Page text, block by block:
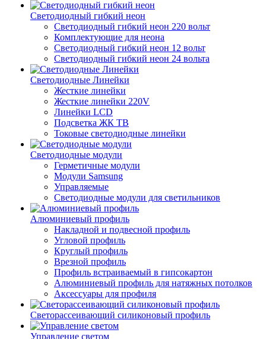
Светодиодный гибкий неон
Светодиодный гибкий неон 220 вольт
Комплектующие для неона
Светодиодный гибкий неон 12 вольт
Светодиодный гибкий неон 24 вольта
Светодиодные Линейки
Жесткие линейки
Жесткие линейки 220V
Линейки LCD
Подсветка ЖК ТВ
Токовые светодиодные линейки
Светодиодные модули
Герметичные модули
Модули Samsung
Управляемые
Светодиодные модули для светильников
Алюминиевый профиль
Накладной и подвесной профиль
Угловой профиль
Круглый профиль
Врезной профиль
Профиль встраиваемый в гипсокартон
Алюминиевый профиль для натяжных потолков
Аксессуары для профиля
Светорассеивающий силиконовый профиль
Управление светом